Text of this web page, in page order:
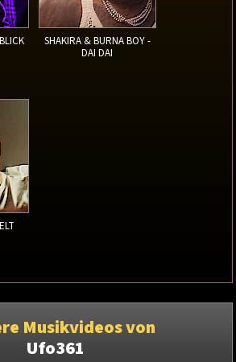
SHAKIRA & BURNA BOY -
DAI DAI
Musikvideos von
Ufo361